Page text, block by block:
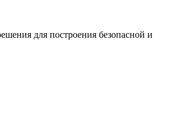
для построения безопасной и